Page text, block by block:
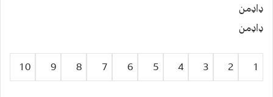
ډاډمن
ډاډمن
1
2
3
4
5
6
7
8
9
10